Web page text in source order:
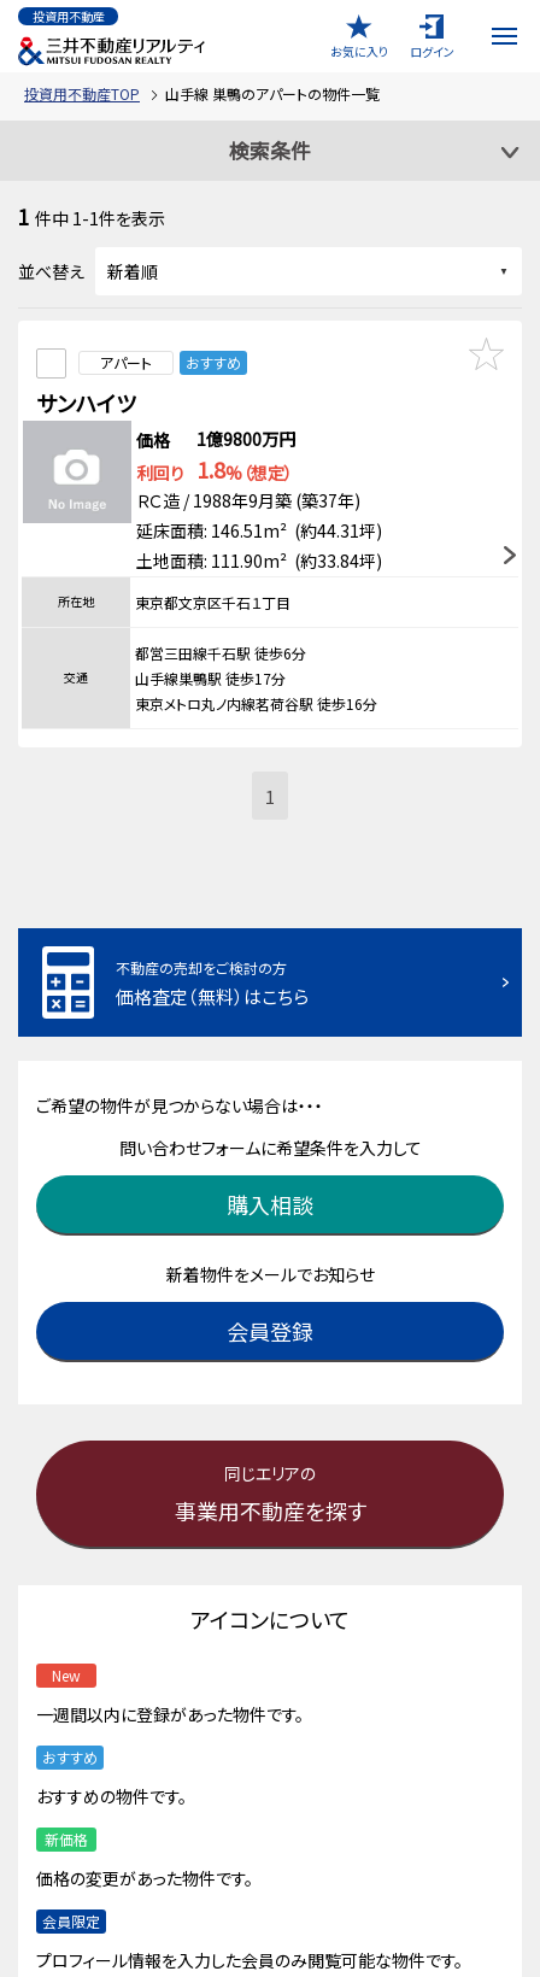
投資用不動産
お気に入り
ログイン
投資用不動産TOP 山手線 巣鴨のアパートの物件一覧
検索条件
1 件中 1-1件を表示
並べ替え
アパート おすすめ
サンハイツ
価格
1億9800万円
利回り
1.8%（想定）
ＲＣ造 / 1988年9月築 (築37年)
延床面積: 146.51m² (約44.31坪)
土地面積: 111.90m² (約33.84坪)
所在地 東京都文京区千石１丁目
交通
都営三田線千石駅 徒歩6分
山手線巣鴨駅 徒歩17分
東京メトロ丸ノ内線茗荷谷駅 徒歩16分
1
不動産の売却をご検討の方
価格査定（無料）はこちら
ご希望の物件が見つからない場合は・・・
問い合わせフォームに希望条件を入力して
購入相談
新着物件をメールでお知らせ
会員登録
同じエリアの
事業用不動産を探す
アイコンについて
New
一週間以内に登録があった物件です。
おすすめ
おすすめの物件です。
新価格
価格の変更があった物件です。
会員限定
プロフィール情報を入力した会員のみ閲覧可能な物件です。